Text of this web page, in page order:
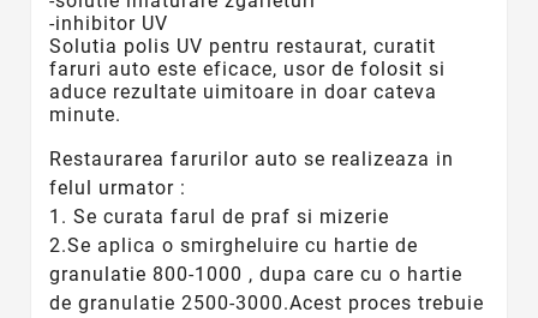
-inhibitor UV
Solutia polis UV pentru restaurat, curatit
faruri auto este eficace, usor de folosit si
aduce rezultate uimitoare in doar cateva
minute.
Restaurarea farurilor auto se realizeaza in
felul urmator :
1. Se curata farul de praf si mizerie
2.Se aplica o smirgheluire cu hartie de
granulatie 800-1000 , dupa care cu o hartie
de granulatie 2500-3000.Acest proces trebuie